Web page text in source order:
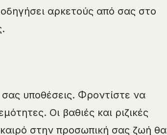
αρκετούς από σας στο
σας υποθέσεις. Φροντίστε να
Οι βαθιές και ριζικές
στην προσωπική σας ζωή θα